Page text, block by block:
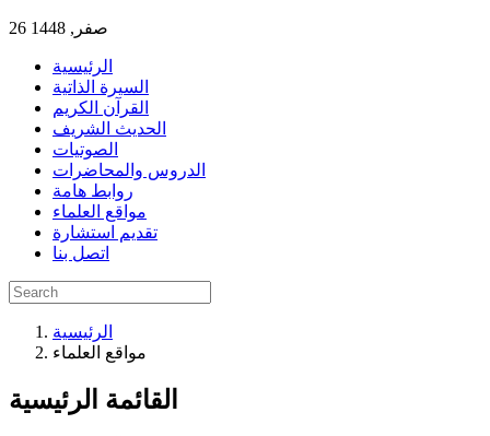
26 صفر, 1448
الرئيسية
السيرة الذاتية
القرآن الكريم
الحديث الشريف
الصوتيات
الدروس والمحاضرات
روابط هامة
مواقع العلماء
تقديم استشارة
اتصل بنا
الرئيسية
مواقع العلماء
القائمة الرئيسية